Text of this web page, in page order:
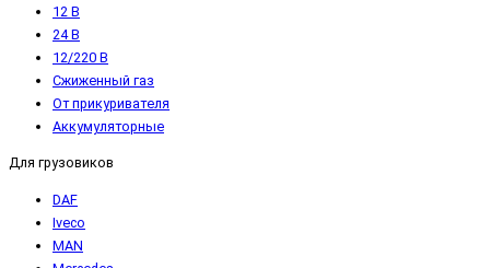
12 В
24 В
12/220 В
Сжиженный газ
От прикуривателя
Аккумуляторные
Для грузовиков
DAF
Iveco
MAN